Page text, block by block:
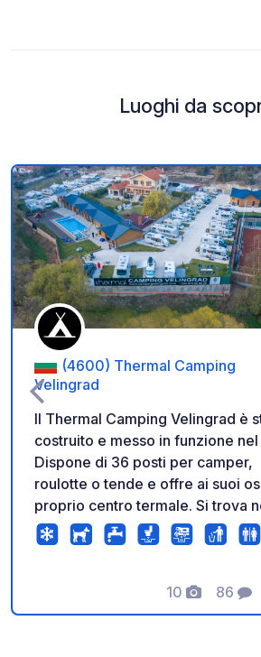
Luoghi da
(4600) Thermal Camping
Velingrad
Il Thermal Camping Velingrad è
costruito e messo in funzione nel
Dispone di 36 posti per camper,
roulotte o tende e offre ai suoi
proprio centro termale. Si trova
capitale termale della Bulgaria -
Velingrad, sulla strada per la
clima più salubre e favorevole -
proprio accanto all'ospedale
10
Foto
86